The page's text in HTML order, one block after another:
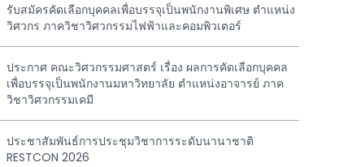
รับสมัครคัดเลือกบุคคลเพื่อบรรจุเป็นพนักงานพิเศษ ตำแหน่ง
วิศวกร ภาควิชาวิศวกรรมไฟฟ้าและคอมพิวเตอร์
ประกาศ คณะวิศวกรรมศาสตร์ เรื่อง ผลการคัดเลือกบุคคล
เพื่อบรรจุเป็นพนักงานมหาวิทยาลัย ตำแหน่งอาจารย์ ภาค
วิชาวิศวกรรมเคมี
ประชาสัมพันธ์การประชุมวิชาการระดับนานาชาติ
RESTCON 2026